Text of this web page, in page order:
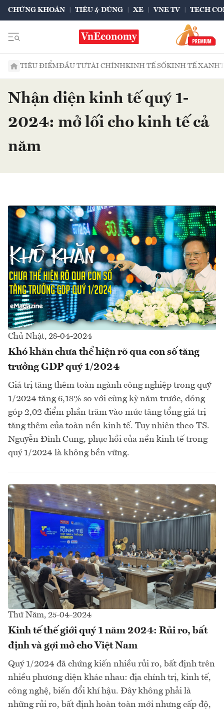
CHỨNG KHOÁN TIÊU & DÙNG XE VNE TV TECH
TIÊU ĐIỂMĐẦU TƯTÀI CHÍNHKINH TẾ SỐKINH TẾ XANH
Nhận diện kinh tế quý 1-
2024: mở lối cho kinh tế cả
năm
Chủ Nhật, 28-04-2024
Khó khăn chưa thể hiện rõ qua con số tăng
trưởng GDP quý 1/2024
Giá trị tăng thêm toàn ngành công nghiệp trong quý
1/2024 tăng 6,18% so với cùng kỳ năm trước, đóng
góp 2,02 điểm phần trăm vào mức tăng tổng giá trị
tăng thêm của toàn nền kinh tế. Tuy nhiên theo TS.
Nguyễn Đình Cung, phục hồi của nền kinh tế trong
quý 1/2024 là không bền vững.
Thứ Năm, 25-04-2024
Kinh tế thế giới quý 1 năm 2024: Rủi ro, bất
định và gợi mở cho Việt Nam
Quý 1/2024 đã chứng kiến nhiều rủi ro, bất định trên
nhiều phương diện khác nhau: địa chính trị, kinh tế,
công nghệ, biến đổi khí hậu. Đây không phải là
những rủi ro, bất định hoàn toàn mới nhưng cấp độ,